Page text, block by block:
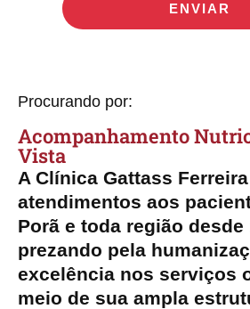
Procurando por:
Acompanhamento
Vista
A Clínica Gattass
atendimentos aos
Porã e toda região desde
prezando pela
excelência nos serviços
meio de sua ampla
ENVIAR